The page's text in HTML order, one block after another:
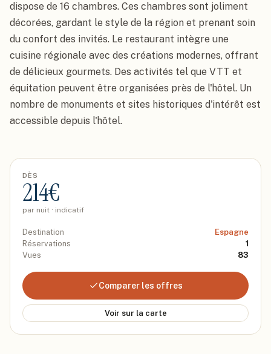
dispose de 16 chambres. Ces chambres sont joliment
décorées, gardant le style de la région et prenant soin
du confort des invités. Le restaurant intègre une
cuisine régionale avec des créations modernes, offrant
de délicieux gourmets. Des activités tel que VTT et
équitation peuvent être organisées près de l'hôtel. Un
nombre de monuments et sites historiques d'intérêt est
accessible depuis l'hôtel.
DÈS
214€
par nuit · indicatif
Destination
Espagne
Réservations
1
Vues
83
Comparer les offres
Voir sur la carte